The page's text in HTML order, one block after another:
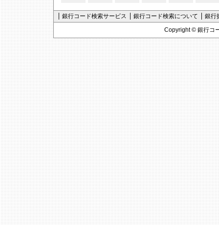
銀行コード検索サービス 銀行コード検索について
銀行
Copyright © 銀行コ